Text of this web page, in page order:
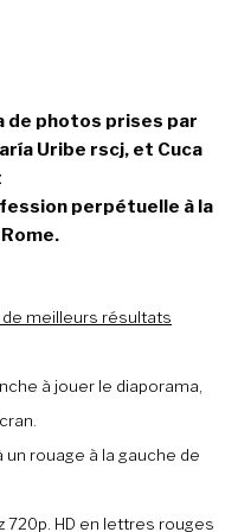
de photos prises par
Uribe rscj, et Cuca
perpétuelle à la
de meilleurs résultats
à jouer le diaporama,
rouage à la gauche de
720p. HD en lettres rouges